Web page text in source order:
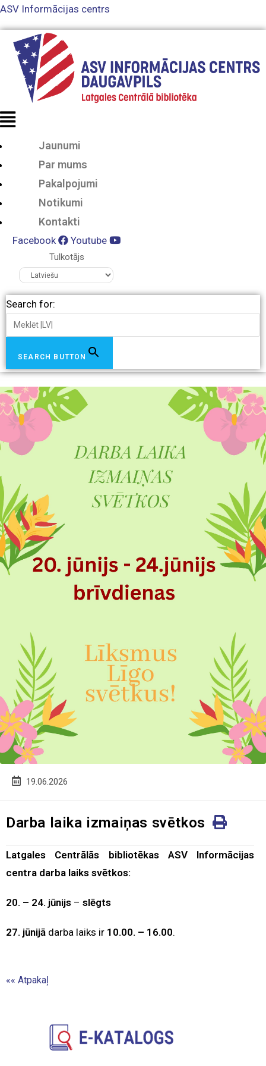
ASV Informācijas centrs
Jaunumi
Par mums
Pakalpojumi
Notikumi
Kontakti
Facebook Youtube
Tulkotājs
Search for:
SEARCH BUTTON
Post19.06.2026
Darba laika izmaiņas svētkos
Latgales Centrālās bibliotēkas ASV Informācijas
centra darba laiks svētkos:
20. – 24. jūnijs – slēgts
27. jūnijā darba laiks ir 10.00. – 16.00.
«« Atpakaļ